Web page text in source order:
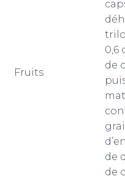
Fruits
0,6
de
de
de